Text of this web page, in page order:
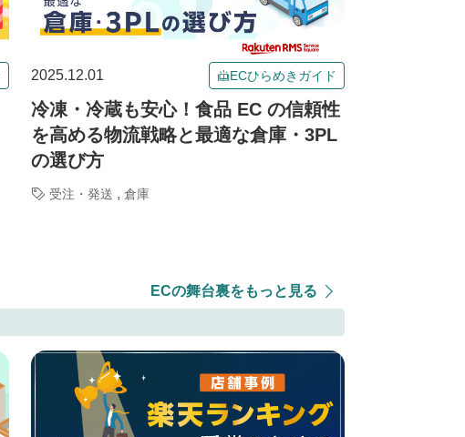
2025.12.01 ECひらめきガイド
冷凍・冷蔵も安心！食品 EC の信頼性
を高める物流戦略と最適な倉庫・3PL
の選び方
受注・発送 , 倉庫
ECの舞台裏をもっと見る